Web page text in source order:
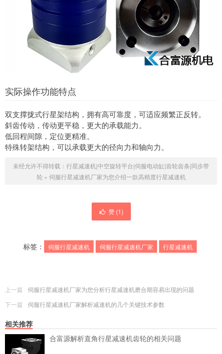
实际操作功能特点
双支撑拢式行星架结构，拥有高可靠度，可适应频繁正反转。
斜齿传动，传动更平稳，更大的承载能力。
低回程间隙，定位更精准。
特殊转架结构，可以承载更大的径向力和轴向力。
未经允许不得转载： 行星减速机|中空旋转平台|伺服电动缸|齿轮齿条|同步带
轮» 伺服行星减速机厂家为您介绍一款高精度行星减速机
赞 (1)
标签： 伺服行星减速机 伺服行星减速机厂家 行星减速机
上一篇
伺服行星减速机厂家为您分析行星减速机磨合期容易出现的问题
下一篇
伺服行星减速机厂家解析减速机的几个关键技术参数
相关推荐
合富源解析直角行星减速机齿轮的相关问题